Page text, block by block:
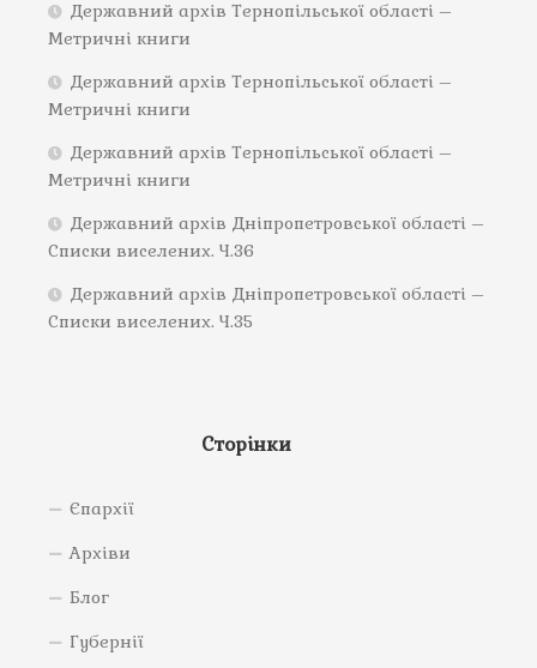
Державний архів Тернопільської області –
Метричні книги
Державний архів Тернопільської області –
Метричні книги
Державний архів Тернопільської області –
Метричні книги
Державний архів Дніпропетровської області –
Списки виселених. Ч.36
Державний архів Дніпропетровської області –
Списки виселених. Ч.35
Сторінки
Єпархії
Архіви
Блог
Губернії